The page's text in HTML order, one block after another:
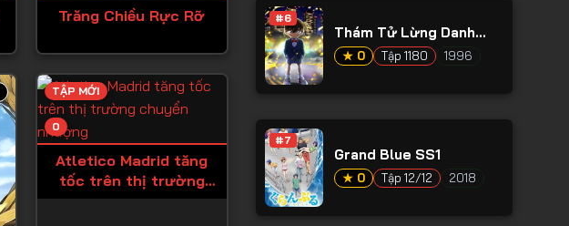
Trăng Chiều Rực Rỡ
0
TẬP MỚI
Atletico Madrid tăng
tốc trên thị trường
chuyển nhượng
#6
Thám Tử Lừng Danh
Conan
★ 0 Tập 1180 1996
#7
Grand Blue SS1
★ 0 Tập 12/12 2018